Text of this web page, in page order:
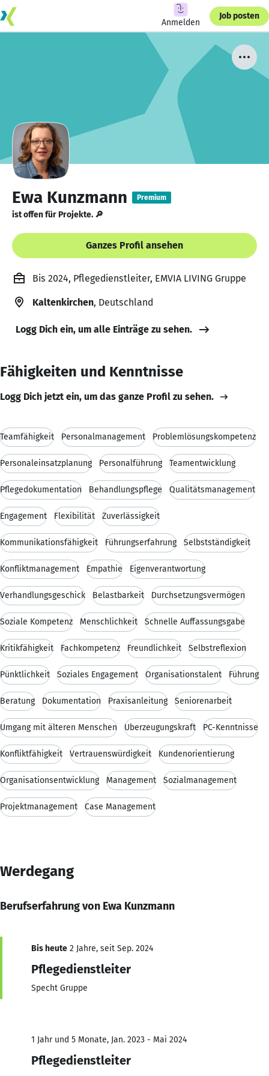
Anmelden
Job posten
Ewa Kunzmann Premium
ist offen für Projekte. 🔎
Ganzes Profil ansehen
Bis 2024, Pflegedienstleiter, EMVIA LIVING Gruppe
Kaltenkirchen, Deutschland
Logg Dich ein, um alle Einträge zu sehen.
Fähigkeiten und Kenntnisse
Logg Dich jetzt ein, um das ganze Profil zu sehen.
Teamfähigkeit Personalmanagement Problemlösungskompetenz
Personaleinsatzplanung Personalführung Teamentwicklung
Pflegedokumentation Behandlungspflege Qualitätsmanagement
Engagement Flexibilität Zuverlässigkeit
Kommunikationsfähigkeit Führungserfahrung Selbstständigkeit
Konfliktmanagement Empathie Eigenverantwortung
Verhandlungsgeschick Belastbarkeit Durchsetzungsvermögen
Soziale Kompetenz Menschlichkeit Schnelle Auffassungsgabe
Kritikfähigkeit Fachkompetenz Freundlichkeit Selbstreflexion
Pünktlichkeit Soziales Engagement Organisationstalent Führung
Beratung Dokumentation Praxisanleitung Seniorenarbeit
Umgang mit älteren Menschen Überzeugungskraft PC-Kenntnisse
Konfliktfähigkeit Vertrauenswürdigkeit Kundenorientierung
Organisationsentwicklung Management Sozialmanagement
Projektmanagement Case Management
Werdegang
Berufserfahrung von Ewa Kunzmann
Bis heute 2 Jahre, seit Sep. 2024
Pflegedienstleiter
Specht Gruppe
1 Jahr und 5 Monate, Jan. 2023 - Mai 2024
Pflegedienstleiter